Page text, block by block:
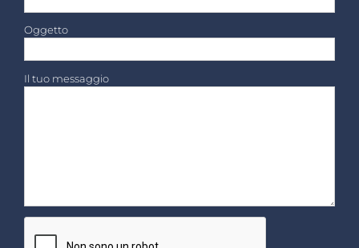
Oggetto
Il tuo messaggio